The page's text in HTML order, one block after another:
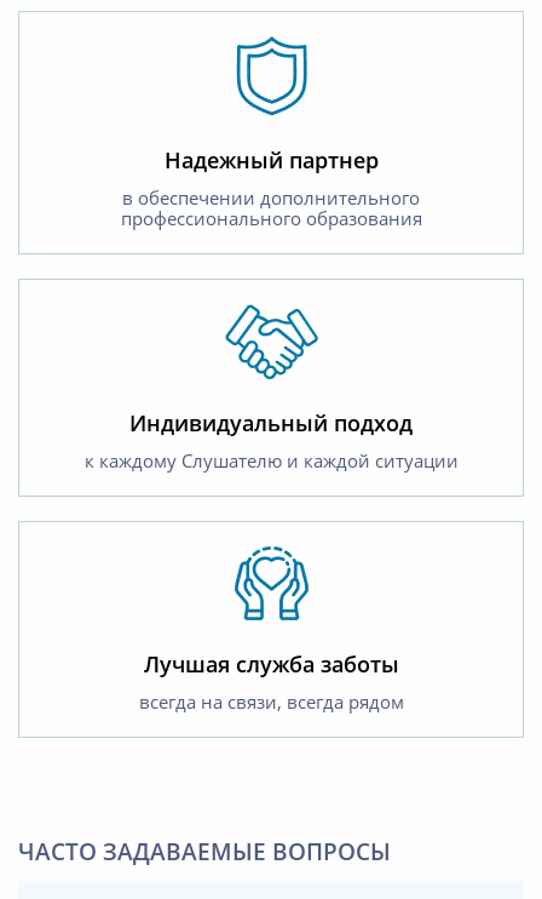
Надежный партнер
в обеспечении дополнительного
профессионального образования
Индивидуальный подход
к каждому Слушателю и каждой ситуации
Лучшая служба заботы
всегда на связи, всегда рядом
ЧАСТО ЗАДАВАЕМЫЕ ВОПРОСЫ